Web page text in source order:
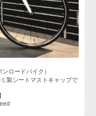
ンロードバイク）
製シートマストキャップで